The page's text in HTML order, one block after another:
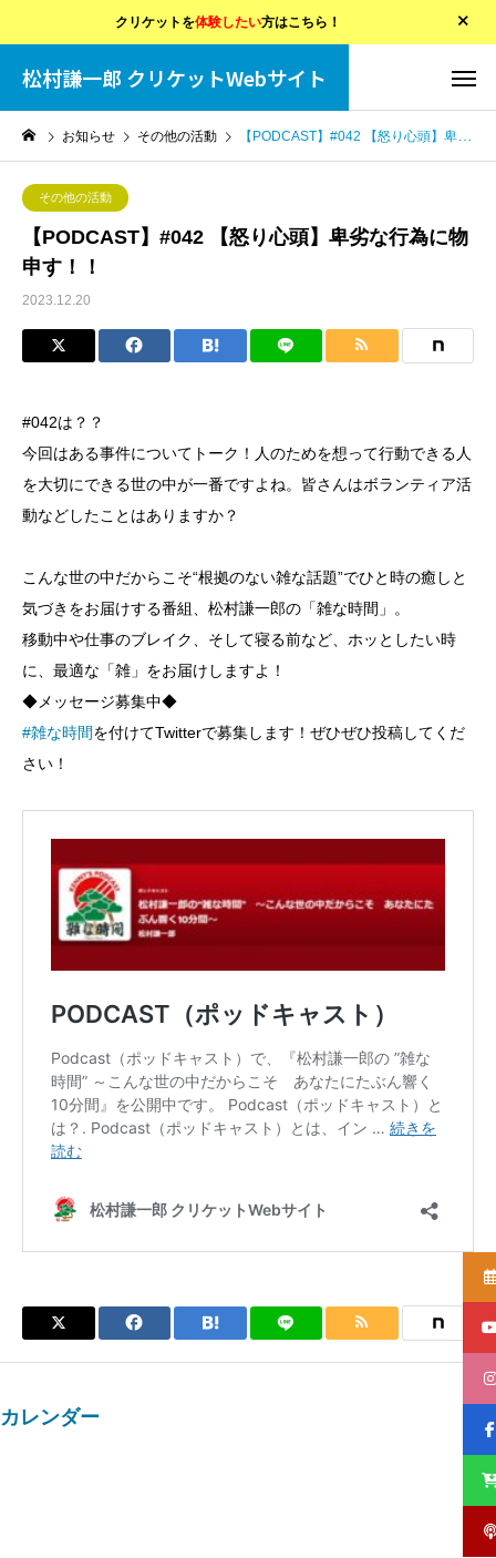
クリケットを体験したい方はこちら！
松村謙一郎 クリケットWebサイト
お知らせ その他の活動 【PODCAST】#042 【怒り心頭】卑劣な行為に物申す！！
その他の活動
【PODCAST】#042 【怒り心頭】卑劣な行為に物
申す！！
2023.12.20
#042は？？
今回はある事件についてトーク！人のためを想って行動できる人
を大切にできる世の中が一番ですよね。皆さんはボランティア活
動などしたことはありますか？
こんな世の中だからこそ“根拠のない雑な話題”でひと時の癒しと
気づきをお届けする番組、松村謙一郎の「雑な時間」。
移動中や仕事のブレイク、そして寝る前など、ホッとしたい時
に、最適な「雑」をお届けしますよ！
◆メッセージ募集中◆
#雑な時間を付けてTwitterで募集します！ぜひぜひ投稿してくだ
さい！
カレンダー